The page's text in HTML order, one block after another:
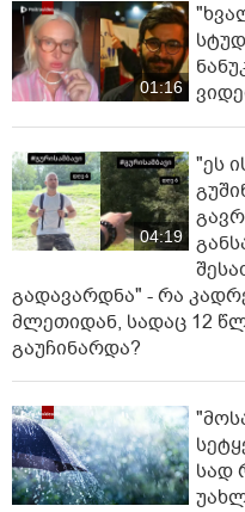
01:16
04:19
"ეს
გადავარდნა" - რა
მლეთიდან, სადაც 12
გაუჩინარდა?
სად